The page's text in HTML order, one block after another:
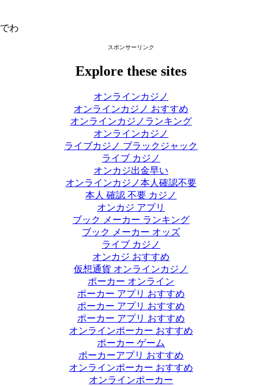
でわ
スポンサーリンク
Explore these sites
オンラインカジノ
オンラインカジノ おすすめ
オンラインカジノランキング
オンラインカジノ
ライブカジノ ブラックジャック
ライブ カジノ
オンカジ出金早い
オンラインカジノ本人確認不要
本人 確認 不要 カジノ
オンカジ アプリ
ブック メーカー ランキング
ブック メーカー オッズ
ライブ カジノ
オンカジ おすすめ
仮想通貨 オンラインカジノ
ポーカー オンライン
ポーカー アプリ おすすめ
ポーカー アプリ おすすめ
ポーカー アプリ おすすめ
オンラインポーカー おすすめ
ポーカー ゲーム
ポーカーアプリ おすすめ
オンラインポーカー おすすめ
オンラインポーカー